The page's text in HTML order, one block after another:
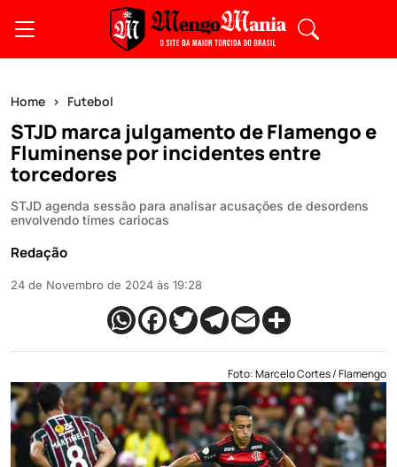
Home Futebol
STJD marca julgamento de Flamengo e
Fluminense por incidentes entre
torcedores
STJD agenda sessão para analisar acusações de desordens
envolvendo times cariocas
Redação
24 de Novembro de 2024 às 19:28
Foto: Marcelo Cortes / Flamengo